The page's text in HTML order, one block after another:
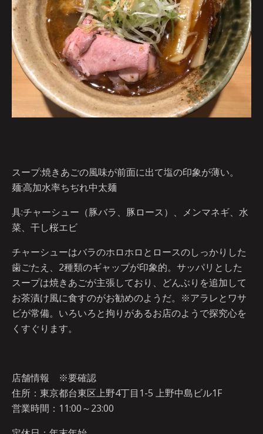
スープ:焼きあごの風味が前面に出て塩の印象が薄い。
麺:高加水率ちぢれ中太麺
具:チャーシュー（豚バラ、豚ロース）、メンマネギ、水
菜、干し桜エビ
チャーシューはバラのホロホロとロースのしっかりした
歯ごたえ、2種類のギャップが印象的。 サッパリとした
スープは焼きあごが主張しており、どんぶりを追加して
お茶漬け風に食すのがお勧めのようだ。※アラレとワサ
ビが常備。いろいろと拘りがあるお店のようで探究心を
くすぐります。
店舗情報 ※要確認
住所：東京都台東区上野4丁目1-5 上野中島ビル1F
営業時間：11:00～23:00